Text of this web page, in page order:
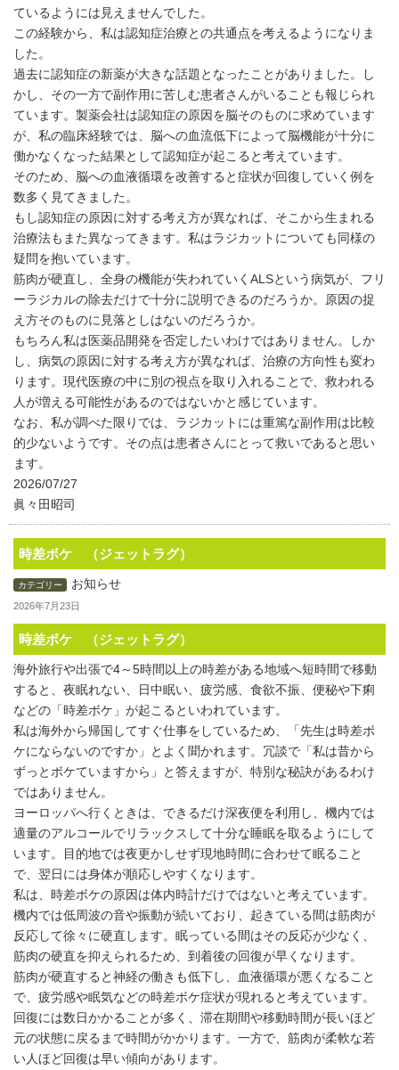
ているようには見えませんでした。
この経験から、私は認知症治療との共通点を考えるようになりま
した。
過去に認知症の新薬が大きな話題となったことがありました。し
かし、その一方で副作用に苦しむ患者さんがいることも報じられ
ています。製薬会社は認知症の原因を脳そのものに求めています
が、私の臨床経験では、脳への血流低下によって脳機能が十分に
働かなくなった結果として認知症が起こると考えています。
そのため、脳への血液循環を改善すると症状が回復していく例を
数多く見てきました。
もし認知症の原因に対する考え方が異なれば、そこから生まれる
治療法もまた異なってきます。私はラジカットについても同様の
疑問を抱いています。
筋肉が硬直し、全身の機能が失われていくALSという病気が、フリ
ーラジカルの除去だけで十分に説明できるのだろうか。原因の捉
え方そのものに見落としはないのだろうか。
もちろん私は医薬品開発を否定したいわけではありません。しか
し、病気の原因に対する考え方が異なれば、治療の方向性も変わ
ります。現代医療の中に別の視点を取り入れることで、救われる
人が増える可能性があるのではないかと感じています。
なお、私が調べた限りでは、ラジカットには重篤な副作用は比較
的少ないようです。その点は患者さんにとって救いであると思い
ます。
2026/07/27
眞々田昭司
時差ボケ （ジェットラグ）
カテゴリー お知らせ
2026年7月23日
時差ボケ （ジェットラグ）
海外旅行や出張で4～5時間以上の時差がある地域へ短時間で移動
すると、夜眠れない、日中眠い、疲労感、食欲不振、便秘や下痢
などの「時差ボケ」が起こるといわれています。
私は海外から帰国してすぐ仕事をしているため、「先生は時差ボ
ケにならないのですか」とよく聞かれます。冗談で「私は昔から
ずっとボケていますから」と答えますが、特別な秘訣があるわけ
ではありません。
ヨーロッパへ行くときは、できるだけ深夜便を利用し、機内では
適量のアルコールでリラックスして十分な睡眠を取るようにして
います。目的地では夜更かしせず現地時間に合わせて眠ること
で、翌日には身体が順応しやすくなります。
私は、時差ボケの原因は体内時計だけではないと考えています。
機内では低周波の音や振動が続いており、起きている間は筋肉が
反応して徐々に硬直します。眠っている間はその反応が少なく、
筋肉の硬直を抑えられるため、到着後の回復が早くなります。
筋肉が硬直すると神経の働きも低下し、血液循環が悪くなること
で、疲労感や眠気などの時差ボケ症状が現れると考えています。
回復には数日かかることが多く、滞在期間や移動時間が長いほど
元の状態に戻るまで時間がかかります。一方で、筋肉が柔軟な若
い人ほど回復は早い傾向があります。